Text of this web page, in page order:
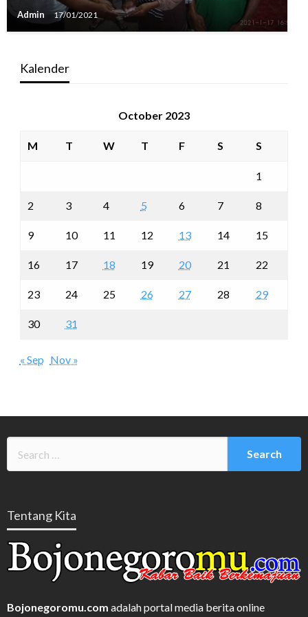
Admin 17/01/2021
Kalender
October 2023
M T W T F S S
1
2 3 4 5 6 7 8
9 10 11 12 13 14 15
16 17 18 19 20 21 22
23 24 25 26 27 28 29
30 31
« Sep Nov »
Tentang Kita
Bojonegoromu.com adalah portal media berita online